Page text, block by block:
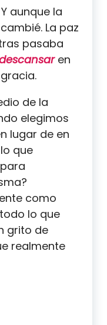
aunque la
La paz
pasaba
en
de la
elegimos
lugar de en
que
como
lo que
grito de
realmente